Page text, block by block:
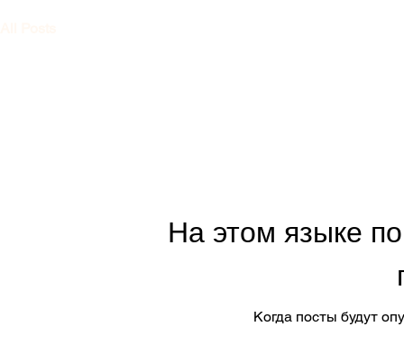
На этом языке
Когда посты будут